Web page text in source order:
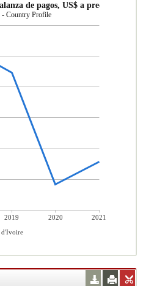
de pagos, US$ a precios
- Country Profile
2019 2020
2021
d'Ivoire